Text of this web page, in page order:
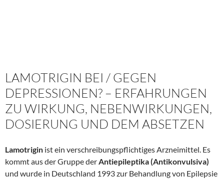
LAMOTRIGIN BEI / GEGEN
DEPRESSIONEN? – ERFAHRUNGEN
ZU WIRKUNG, NEBENWIRKUNGEN,
DOSIERUNG UND DEM ABSETZEN
Lamotrigin ist ein verschreibungspflichtiges Arzneimittel. Es
kommt aus der Gruppe derAntiepileptika (Antikonvulsiva)
und wurde in Deutschland 1993 zur Behandlung von Epilepsie